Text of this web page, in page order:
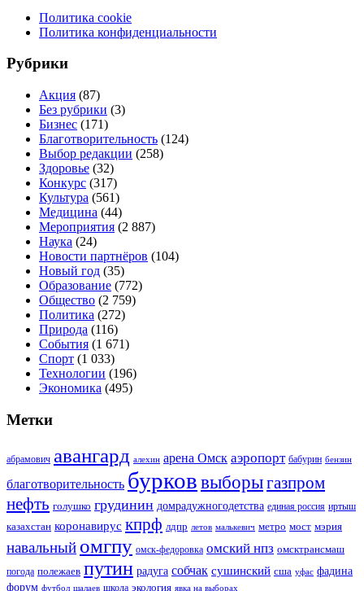
Политика cookie
Политика конфиденциальности
Рубрики
Акция (87)
Без рубрики (3)
Бизнес (171)
Благотворительность (124)
Выбор редакции (258)
Здоровье (32)
Конкурс (317)
Культура (561)
Медицина (44)
Мероприятия (2 887)
Наука (24)
Новости партнёров (104)
Новый год (35)
Образование (772)
Общество (2 759)
Политика (272)
Природа (116)
События (1 671)
Спорт (1 033)
Технологии (196)
Экономика (495)
Метки
абрамович авангард алехин арена Омск аэропорт бабурин бензин
благотворительность бурков выборыгазпром
нефть голушко грудинин домрадужногодетства единая россия иртыш
казахстан коронавирус кпрф лдпр летов малькевич метро мост мэрия
навальный омгпу омск-федоровка омский нпз омсктрансмаш
погода полежаев путин радуга собчак сушинский сша уфас фадина
форум футбол шалаев школа экология явка на выборах